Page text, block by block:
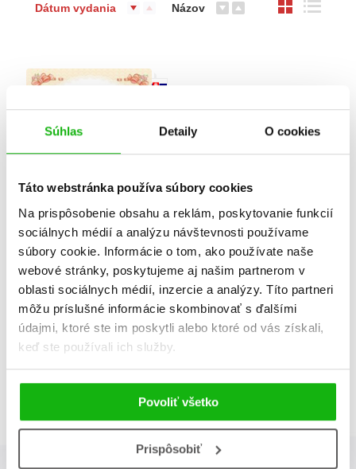
Súhlas Detaily O cookies
Táto webstránka používa súbory cookies
Na prispôsobenie obsahu a reklám, poskytovanie funkcií
sociálnych médií a analýzu návštevnosti používame
súbory cookie. Informácie o tom, ako používate naše
webové stránky, poskytujeme aj našim partnerom v
oblasti sociálnych médií, inzercie a analýzy. Títo partneri
môžu príslušné informácie skombinovať s ďalšími
údajmi, ktoré ste im poskytli alebo ktoré od vás získali,
keď ste používali ich služby.
Povoliť všetko
Prispôsobiť
Dátum vydania Názov
Naše milované dieťatko
Alexandra Kiadó
Celkom kníh: